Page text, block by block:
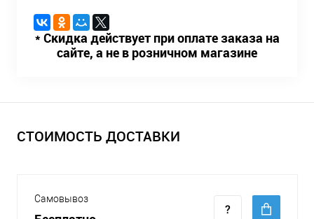
* Скидка действует при оплате заказа на
сайте, а не в розничном магазине
СТОИМОСТЬ ДОСТАВКИ
Самовывоз